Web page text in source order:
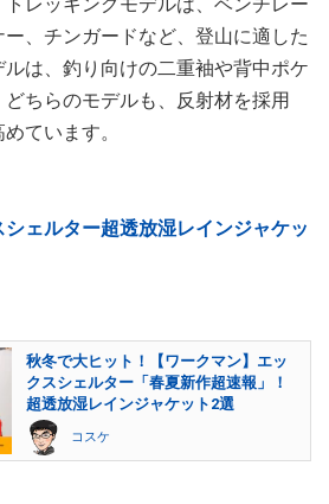
、チンガードなど、登山に適した
は、釣り向けの二重袖や背中ポケ
ちらのモデルも、反射材を採用
ています。
ェルター超透放湿レインジャケッ
秋冬で大ヒット！【ワークマン】エッ
クスシェルター「春夏新作超速報」！
超透放湿レインジャケット2選
コスケ